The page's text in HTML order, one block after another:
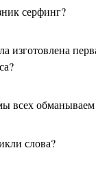
серфинг?
изготовлена
всех обманываем
слова?